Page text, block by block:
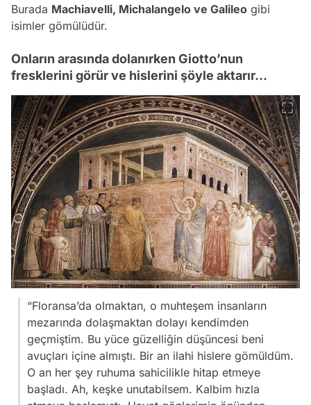
Burada Machiavelli, Michalangelo ve Galileo gibi
isimler gömülüdür.
Onların arasında dolanırken Giotto’nun
fresklerini görür ve hislerini şöyle aktarır...
“Floransa’da olmaktan, o muhteşem insanların
mezarında dolaşmaktan dolayı kendimden
geçmiştim. Bu yüce güzelliğin düşüncesi beni
avuçları içine almıştı. Bir an ilahi hislere gömüldüm.
O an her şey ruhuma sahicilikle hitap etmeye
başladı. Ah, keşke unutabilsem. Kalbim hızla